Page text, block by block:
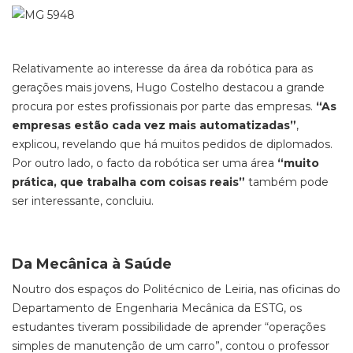
Relativamente ao interesse da área da robótica para as
gerações mais jovens, Hugo Costelho destacou a grande
procura por estes profissionais por parte das empresas. “As
empresas estão cada vez mais automatizadas”,
explicou, revelando que há muitos pedidos de diplomados.
Por outro lado, o facto da robótica ser uma área “muito
prática, que trabalha com coisas reais” também pode
ser interessante, concluiu.
Da Mecânica à Saúde
Noutro dos espaços do Politécnico de Leiria, nas oficinas do
Departamento de Engenharia Mecânica da ESTG, os
estudantes tiveram possibilidade de aprender “operações
simples de manutenção de um carro”, contou o professor